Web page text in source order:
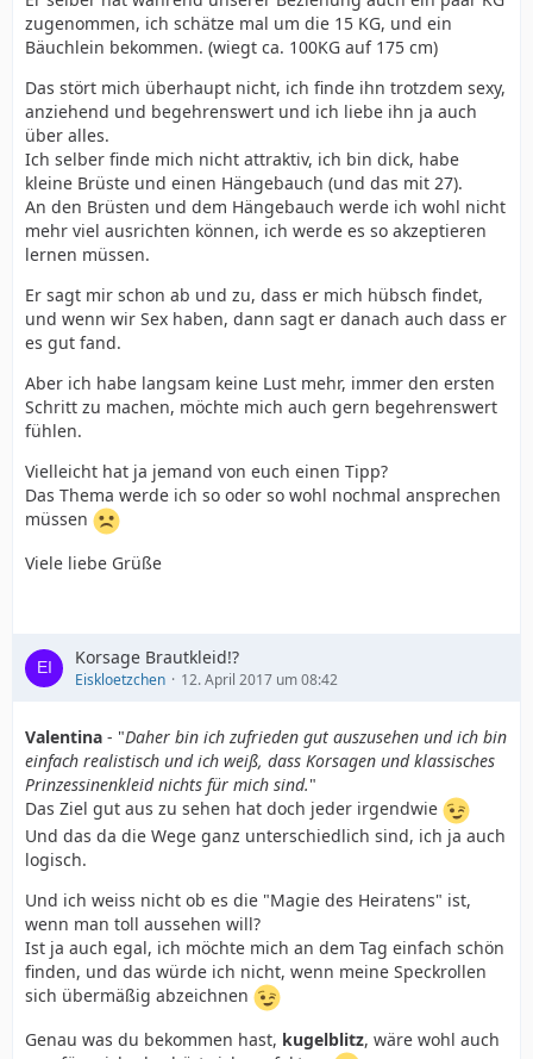
zugenommen, ich schätze mal um die 15 KG, und ein
Bäuchlein bekommen. (wiegt ca. 100KG auf 175 cm)
Das stört mich überhaupt nicht, ich finde ihn trotzdem sexy,
anziehend und begehrenswert und ich liebe ihn ja auch
über alles.
Ich selber finde mich nicht attraktiv, ich bin dick, habe
kleine Brüste und einen Hängebauch (und das mit 27).
An den Brüsten und dem Hängebauch werde ich wohl nicht
mehr viel ausrichten können, ich werde es so akzeptieren
lernen müssen.
Er sagt mir schon ab und zu, dass er mich hübsch findet,
und wenn wir Sex haben, dann sagt er danach auch dass er
es gut fand.
Aber ich habe langsam keine Lust mehr, immer den ersten
Schritt zu machen, möchte mich auch gern begehrenswert
fühlen.
Vielleicht hat ja jemand von euch einen Tipp?
Das Thema werde ich so oder so wohl nochmal ansprechen
müssen
Viele liebe Grüße
Korsage Brautkleid!?
Eiskloetzchen 12. April 2017 um 08:42
Valentina - "Daher bin ich zufrieden gut auszusehen und ich bin
einfach realistisch und ich weiß, dass Korsagen und klassisches
Prinzessinenkleid nichts für mich sind."
Das Ziel gut aus zu sehen hat doch jeder irgendwie
Und das da die Wege ganz unterschiedlich sind, ich ja auch
logisch.
Und ich weiss nicht ob es die "Magie des Heiratens" ist,
wenn man toll aussehen will?
Ist ja auch egal, ich möchte mich an dem Tag einfach schön
finden, und das würde ich nicht, wenn meine Speckrollen
sich übermäßig abzeichnen
Genau was du bekommen hast, kugelblitz, wäre wohl auch